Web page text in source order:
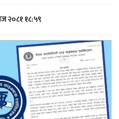
२०८१ १८:५९